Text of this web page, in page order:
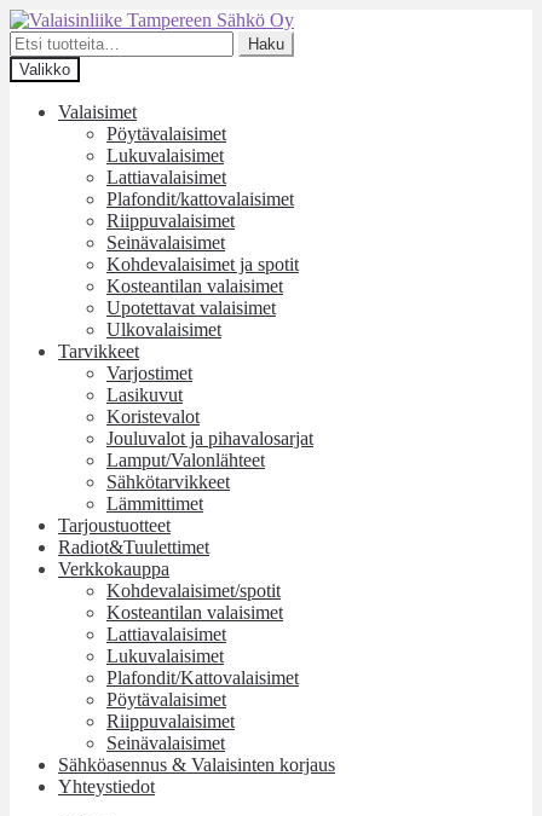
Siirry
navigointiin
Siirry
sisältöön
Etsi:
Haku
Valikko
Valaisimet
Pöytävalaisimet
Lukuvalaisimet
Lattiavalaisimet
Plafondit/kattovalaisimet
Riippuvalaisimet
Seinävalaisimet
Kohdevalaisimet ja spotit
Kosteantilan valaisimet
Upotettavat valaisimet
Ulkovalaisimet
Tarvikkeet
Varjostimet
Lasikuvut
Koristevalot
Jouluvalot ja pihavalosarjat
Lamput/Valonlähteet
Sähkötarvikkeet
Lämmittimet
Tarjoustuotteet
Radiot&Tuulettimet
Verkkokauppa
Kohdevalaisimet/spotit
Kosteantilan valaisimet
Lattiavalaisimet
Lukuvalaisimet
Plafondit/Kattovalaisimet
Pöytävalaisimet
Riippuvalaisimet
Seinävalaisimet
Sähköasennus & Valaisinten korjaus
Yhteystiedot